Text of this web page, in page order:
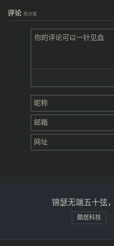
评论 抢沙发
锦瑟无端五十弦
酷居科技